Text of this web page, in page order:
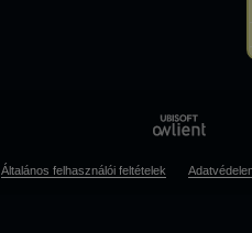
Általános felhasználói feltételek